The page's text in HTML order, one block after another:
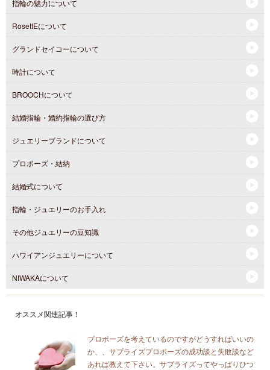
指輪の魅力について
RosettEについて
グランドセイコーについて
時計について
BROOCHについて
結婚指輪・婚約指輪の選び方
ジュエリーブランドについて
プロポーズ・結納
結婚式について
指輪・ジュエリーのお手入れ
その他ジュエリーの豆知識
ハワイアンジュエリーについて
NIWAKAについて
オススメ関連記事！
プロポーズを考えているのですがどうすればいいの
か、、サプライズプロポーズの成功談と失敗談など
あれば教えて下さい。サプライズってやっぱりひつ